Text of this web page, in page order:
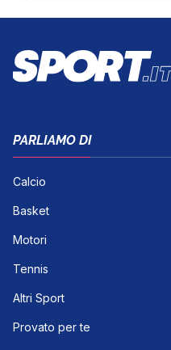
PARLIAMO DI
Calcio
Basket
Motori
Tennis
Altri Sport
Provato per te